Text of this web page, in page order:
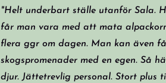
"Helt underbart ställe utanför Sala.
får man vara med att mata
flera ggr om dagen. Man kan även
skogspromenader med en egen. Så
djur. Jättetrevlig personal. Stort plus